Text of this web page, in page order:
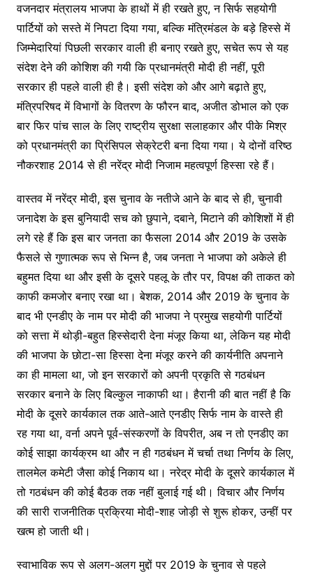
वजनदार मंत्रालय भाजपा के हाथों में ही रखते हुए, न सिर्फ सहयोगी
पार्टियों को सस्ते में निपटा दिया गया, बल्कि मंत्रिमंडल के बड़े हिस्से में
जिम्मेदारियां पिछली सरकार वाली ही बनाए रखते हुए, सचेत रूप से यह
संदेश देने की कोशिश की गयी कि प्रधानमंत्री मोदी ही नहीं, पूरी
सरकार ही पहले वाली ही है। इसी संदेश को और आगे बढ़ाते हुए,
मंत्रिपरिषद में विभागों के वितरण के फौरन बाद, अजीत डोभाल को एक
बार फिर पांच साल के लिए राष्ट्रीय सुरक्षा सलाहकार और पीके मिश्र
को प्रधानमंत्री का प्रिंसिपल सेक्रेटरी बना दिया गया। ये दोनों वरिष्ठ
नौकरशाह 2014 से ही नरेंद्र मोदी निजाम महत्वपूर्ण हिस्सा रहे हैं।
वास्तव में नरेंद्र मोदी, इस चुनाव के नतीजे आने के बाद से ही, चुनावी
जनादेश के इस बुनियादी सच को छुपाने, दबाने, मिटाने की कोशिशों में ही
लगे रहे हैं कि इस बार जनता का फैसला 2014 और 2019 के उसके
फैसले से गुणात्मक रूप से भिन्न है, जब जनता ने भाजपा को अकेले ही
बहुमत दिया था और इसी के दूसरे पहलू के तौर पर, विपक्ष की ताकत को
काफी कमजोर बनाए रखा था। बेशक, 2014 और 2019 के चुनाव के
बाद भी एनडीए के नाम पर मोदी की भाजपा ने प्रमुख सहयोगी पार्टियों
को सत्ता में थोड़ी-बहुत हिस्सेदारी देना मंजूर किया था, लेकिन यह मोदी
की भाजपा के छोटा-सा हिस्सा देना मंजूर करने की कार्यनीति अपनाने
का ही मामला था, जो इन सरकारों को अपनी प्रकृति से गठबंधन
सरकार बनाने के लिए बिल्कुल नाकाफी था। हैरानी की बात नहीं है कि
मोदी के दूसरे कार्यकाल तक आते-आते एनडीए सिर्फ नाम के वास्ते ही
रह गया था, वर्ना अपने पूर्व-संस्करणों के विपरीत, अब न तो एनडीए का
कोई साझा कार्यक्रम था और न ही गठबंधन में चर्चा तथा निर्णय के लिए,
तालमेल कमेटी जैसा कोई निकाय था। नरेद्र मोदी के दूसरे कार्यकाल में
तो गठबंधन की कोई बैठक तक नहीं बुलाई गई थी। विचार और निर्णय
की सारी राजनीतिक प्रक्रिया मोदी-शाह जोड़ी से शुरू होकर, उन्हीं पर
खत्म हो जाती थी।
स्वाभाविक रूप से अलग-अलग मुद्दों पर 2019 के चुनाव से पहले